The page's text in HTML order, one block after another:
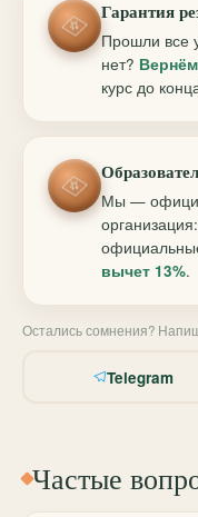
Гарантия
Прошли все
нет?
курс до
Мы —
вычет 13%.
Остались сомнения?
Telegram
Частые